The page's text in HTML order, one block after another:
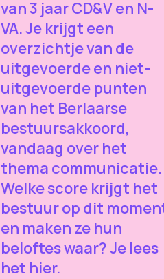
van 3 jaar CD&V en N-
VA. Je krijgt een
overzichtje van de
uitgevoerde en niet-
uitgevoerde punten
van het Berlaarse
bestuursakkoord,
vandaag over het
thema communicatie.
Welke score krijgt het
bestuur op dit
en maken ze hun
beloftes waar? Je lees
het hier.